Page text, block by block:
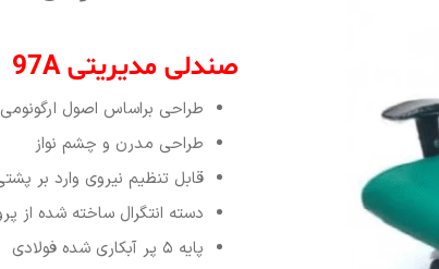
صندلی مدیریتی 97A
طراحی براساس اصول ارگونومی
طراحی مدرن و چشم نواز
قابل تنظیم نیروی وارد بر
دسته انتگرال ساخته شده از
پایه ۵ پر آبکاری شده فولادی